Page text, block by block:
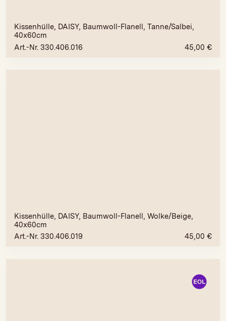
Kissenhülle, DAISY, Baumwoll-Flanell, Tanne/Salbei,
40x60cm
Art.-Nr. 330.406.016
45,00 €
Kissenhülle, DAISY, Baumwoll-Flanell, Wolke/Beige,
40x60cm
Art.-Nr. 330.406.019
45,00 €